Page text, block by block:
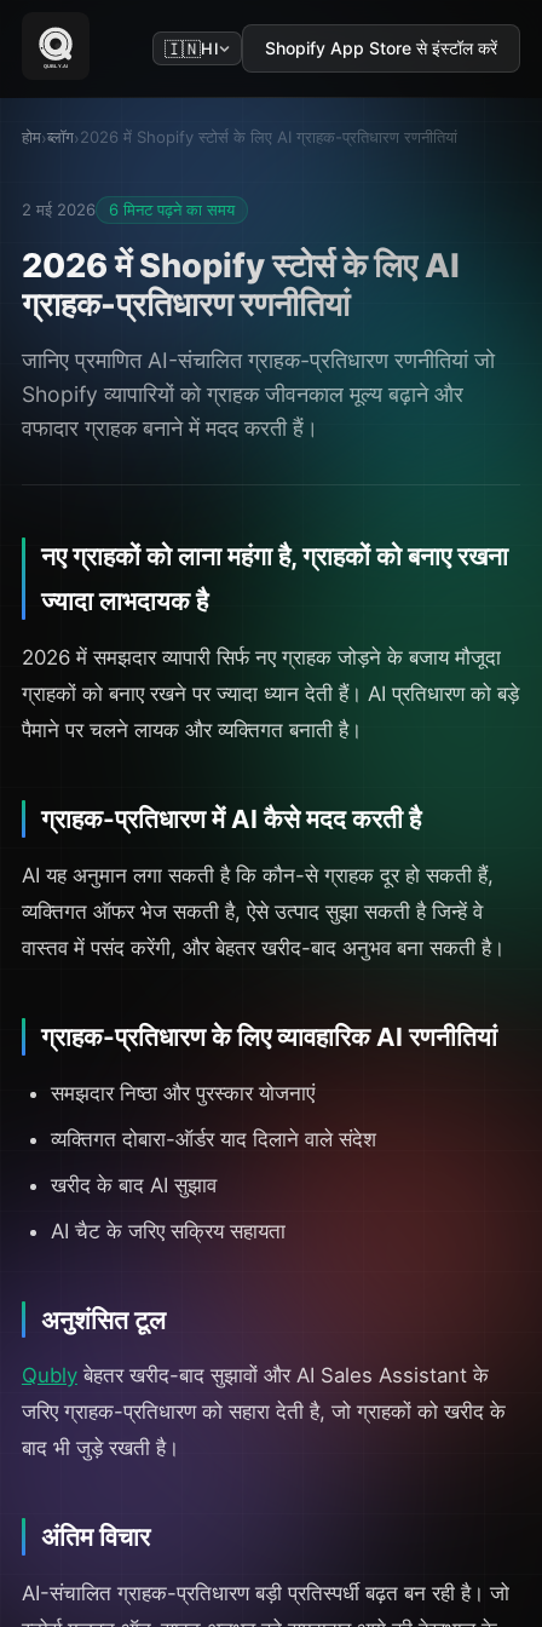
🇮🇳HI Shopify App Store से इंस्टॉल करें
होम›ब्लॉग›2026 में Shopify स्टोर्स के लिए AI ग्राहक-प्रतिधारण रणनीतियां
2 मई 2026 6 मिनट पढ़ने का समय
2026 में Shopify स्टोर्स के लिए AI
ग्राहक-प्रतिधारण रणनीतियां
जानिए प्रमाणित AI-संचालित ग्राहक-प्रतिधारण रणनीतियां जो
Shopify व्यापारियों को ग्राहक जीवनकाल मूल्य बढ़ाने और
वफादार ग्राहक बनाने में मदद करती हैं।
नए ग्राहकों को लाना महंगा है, ग्राहकों को बनाए रखना
ज्यादा लाभदायक है
2026 में समझदार व्यापारी सिर्फ नए ग्राहक जोड़ने के बजाय मौजूदा
ग्राहकों को बनाए रखने पर ज्यादा ध्यान देती हैं। AI प्रतिधारण को बड़े
पैमाने पर चलने लायक और व्यक्तिगत बनाती है।
ग्राहक-प्रतिधारण में AI कैसे मदद करती है
AI यह अनुमान लगा सकती है कि कौन-से ग्राहक दूर हो सकती हैं,
व्यक्तिगत ऑफर भेज सकती है, ऐसे उत्पाद सुझा सकती है जिन्हें वे
वास्तव में पसंद करेंगी, और बेहतर खरीद-बाद अनुभव बना सकती है।
ग्राहक-प्रतिधारण के लिए व्यावहारिक AI रणनीतियां
समझदार निष्ठा और पुरस्कार योजनाएं
व्यक्तिगत दोबारा-ऑर्डर याद दिलाने वाले संदेश
खरीद के बाद AI सुझाव
AI चैट के जरिए सक्रिय सहायता
अनुशंसित टूल
Qublyबेहतर खरीद-बाद सुझावों और AI Sales Assistant के
जरिए ग्राहक-प्रतिधारण को सहारा देती है, जो ग्राहकों को खरीद के
बाद भी जुड़े रखती है।
अंतिम विचार
AI-संचालित ग्राहक-प्रतिधारण बड़ी प्रतिस्पर्धी बढ़त बन रही है। जो